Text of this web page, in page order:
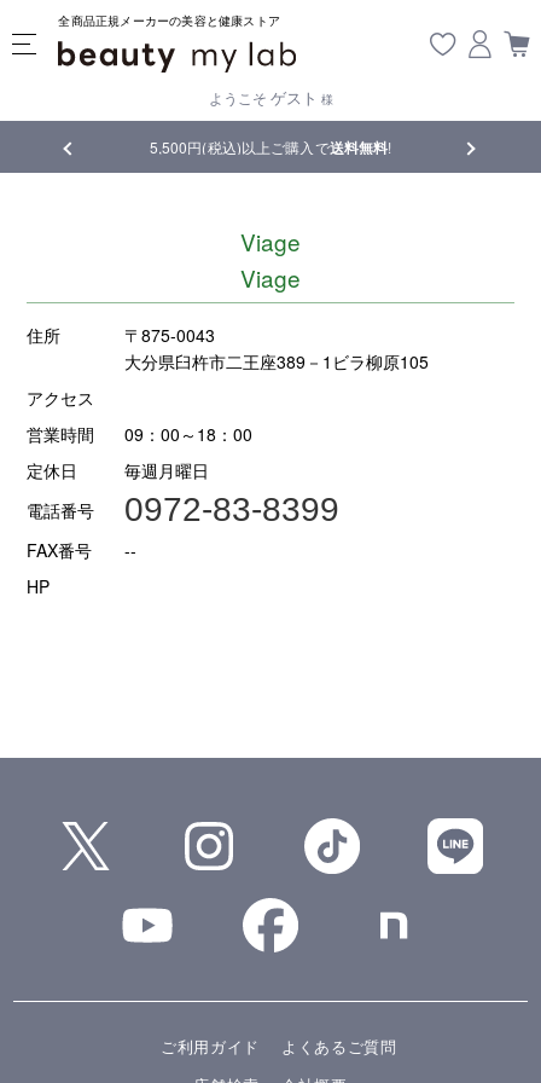
全商品正規メーカーの美容と健康ストア
ようこそ ゲスト 様
5,500円(税込)以上ご購入で送料無料! 【重要】
Viage
Viage
住所
〒875-0043
大分県臼杵市二王座389－1ビラ柳原105
アクセス
営業時間
09：00～18：00
定休日
毎週月曜日
電話番号
0972-83-8399
FAX番号
--
HP
ご利用ガイド
よくあるご質問